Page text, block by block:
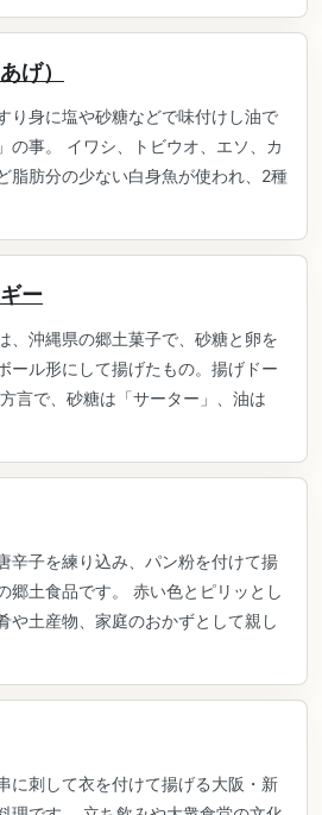
げ）
り身に塩や砂糖などで味付けし油で
の事。 イワシ、トビウオ、エソ、カ
脂肪分の少ない白身魚が使われ、2種
ー
、沖縄県の郷土菓子で、砂糖と卵を
ール形にして揚げたもの。揚げドー
言で、砂糖は「サーター」、油は
辛子を練り込み、パン粉を付けて揚
郷土食品です。 赤い色とピリッとし
や土産物、家庭のおかずとして親し
に刺して衣を付けて揚げる大阪・新